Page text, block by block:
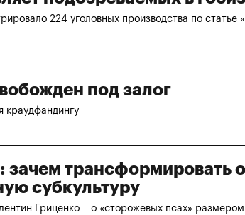
224 уголовных производства по статье
под залог
краудфандингу
зачем трансформировать
субкультуру
Гриценко – о «сторожевых псах»